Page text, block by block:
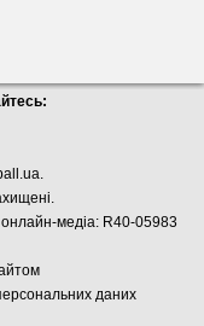
.
медіа: R40-05983
даних